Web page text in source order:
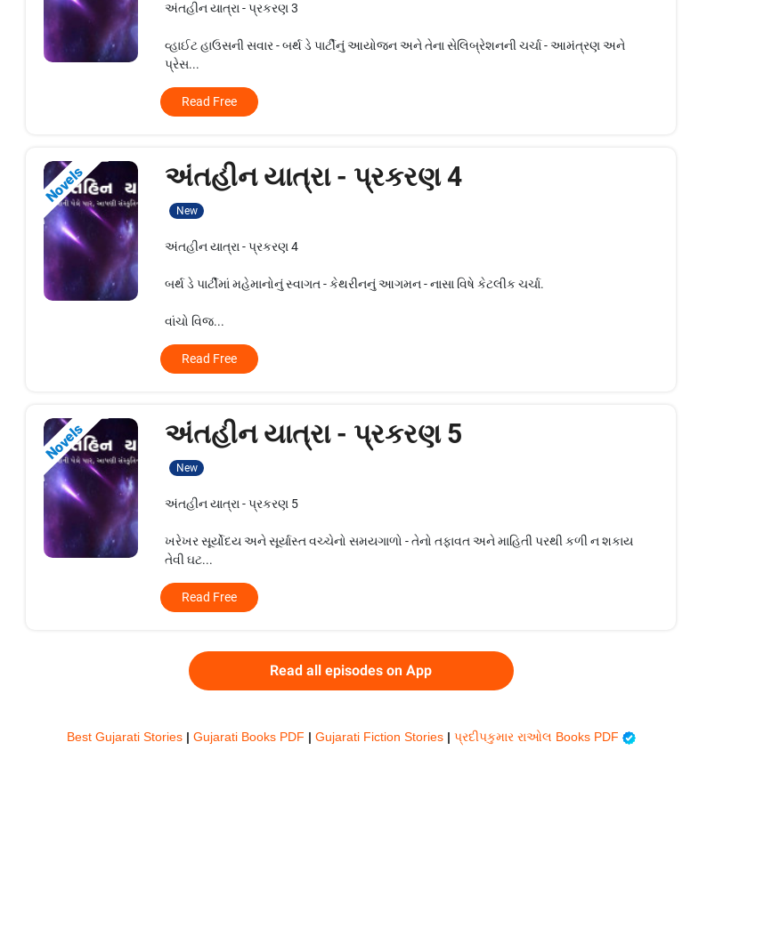
અંતહીન યાત્રા - પ્રકરણ 3
વ્હાઈટ હાઉસની સવાર - બર્થ ડે પાર્ટીનું આયોજન અને તેના સેલિબ્રેશનની ચર્ચા - આમંત્રણ અને
પ્રેસ...
Read Free
Novels અંતહીન યાત્રા - પ્રકરણ 4
New
અંતહીન યાત્રા - પ્રકરણ 4
બર્થ ડે પાર્ટીમાં મહેમાનોનું સ્વાગત - કેથરીનનું આગમન - નાસા વિષે કેટલીક ચર્ચા.
વાંચો વિજ...
Read Free
Novels અંતહીન યાત્રા - પ્રકરણ 5
New
અંતહીન યાત્રા - પ્રકરણ 5
ખરેખર સૂર્યોદય અને સૂર્યાસ્ત વચ્ચેનો સમયગાળો - તેનો તફાવત અને માહિતી પરથી કળી ન શકાય
તેવી ઘટ...
Read Free
Read all episodes on App
Best Gujarati Stories | Gujarati Books PDF | Gujarati Fiction Stories | પ્રદીપકુમાર રાઓલ Books PDF